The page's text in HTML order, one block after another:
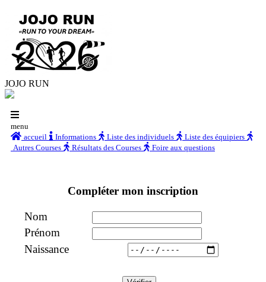
JOJO RUN
menu
accueil
Informations Liste des individuels
Liste des équipiers
Autres Courses
Résultats des Courses Foire aux questions
Compléter mon inscription
Nom
Prénom
Naissance